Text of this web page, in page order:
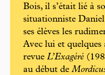
Bois, il s’était lié à
situationniste
ses élèves les
Avec lui et
revue L’Exagéré
au début de